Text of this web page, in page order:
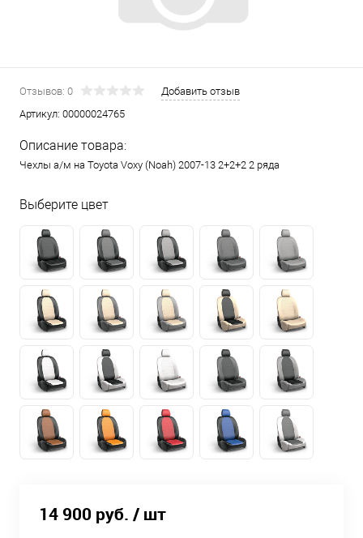
Отзывов: 0
Добавить отзыв
Артикул: 00000024765
Описание товара:
Чехлы а/м на Toyota Voxy (Noah) 2007-13 2+2+2 2 ряда
Выберите цвет
14 900 руб. / шт